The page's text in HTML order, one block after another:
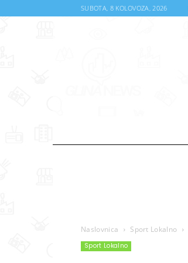
SUBOTA, 8 KOLOVOZA, 2026
Naslovnica Sport Lokalno
Sport Lokalno